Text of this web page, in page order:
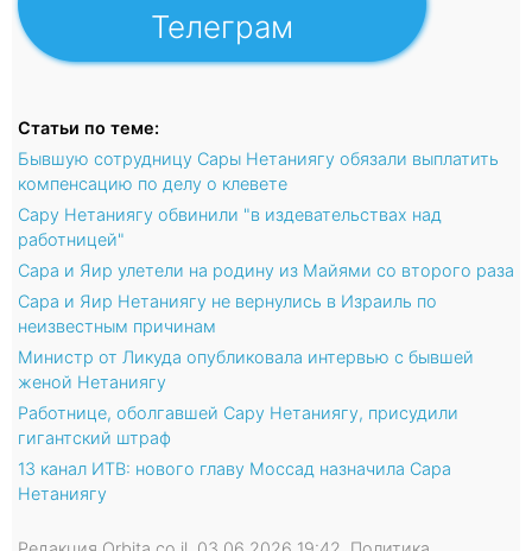
Телеграм
Статьи по теме:
Бывшую сотрудницу Сары Нетаниягу обязали выплатить
компенсацию по делу о клевете
Сару Нетаниягу обвинили "в издевательствах над
работницей"
Сара и Яир улетели на родину из Майями со второго раза
Сара и Яир Нетаниягу не вернулись в Израиль по
неизвестным причинам
Министр от Ликуда опубликовала интервью с бывшей
женой Нетаниягу
Работнице, оболгавшей Сару Нетаниягу, присудили
гигантский штраф
13 канал ИТВ: нового главу Моссад назначила Сара
Нетаниягу